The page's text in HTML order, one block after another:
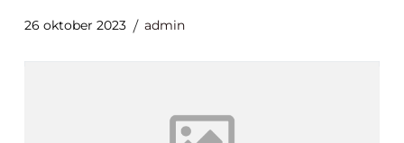
26 oktober 2023 admin